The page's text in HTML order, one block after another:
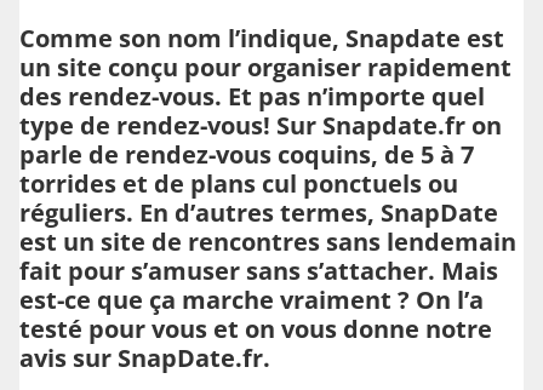
Comme son nom l’indique, Snapdate est
un site conçu pour organiser rapidement
des rendez-vous. Et pas n’importe quel
type de rendez-vous! Sur Snapdate.fr on
parle de rendez-vous coquins, de 5 à 7
torrides et de plans cul ponctuels ou
réguliers. En d’autres termes, SnapDate
est un site de rencontres sans lendemain
fait pour s’amuser sans s’attacher. Mais
est-ce que ça marche vraiment ? On l’a
testé pour vous et on vous donne notre
avis sur SnapDate.fr.